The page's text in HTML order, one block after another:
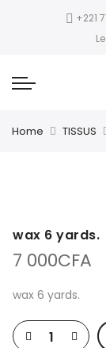
+221
Home TISSUS
wax 6 yards.
7 000CFA
wax 6 yards.